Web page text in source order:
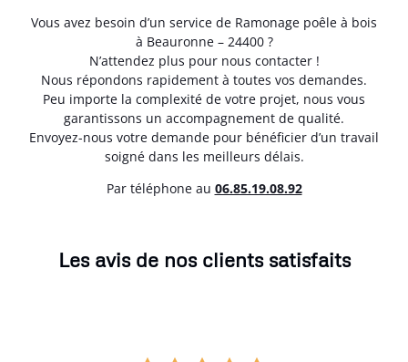
Vous avez besoin d’un service de Ramonage poêle à bois
à Beauronne – 24400 ?
N’attendez plus pour nous contacter !
Nous répondons rapidement à toutes vos demandes.
Peu importe la complexité de votre projet, nous vous
garantissons un accompagnement de qualité.
Envoyez-nous votre demande pour bénéficier d’un travail
soigné dans les meilleurs délais.
Par téléphone au 06.85.19.08.92
Les avis de nos clients satisfaits